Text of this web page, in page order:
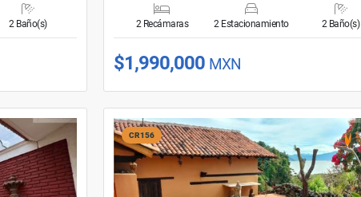
2 Baño(s) 2 Recámaras 2 Estacionamiento 2 Baño(s)
$1,990,000 MXN
CR156